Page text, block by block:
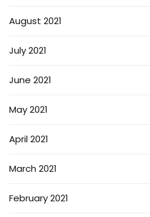
August 2021
July 2021
June 2021
May 2021
April 2021
March 2021
February 2021